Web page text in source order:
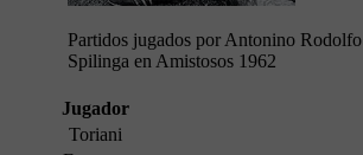
Partidos jugados por Antonino Rodolfo
Spilinga en Amistosos 1962
Jugador
Toriani